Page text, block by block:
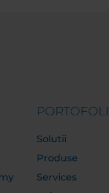
Solutii
Produse
Services